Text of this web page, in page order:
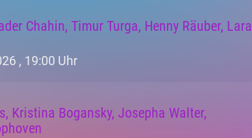
Chahin, Timur Turga, Henny Räuber, Lara
, 19:00 Uhr
Kristina Bogansky, Josepha Walter,